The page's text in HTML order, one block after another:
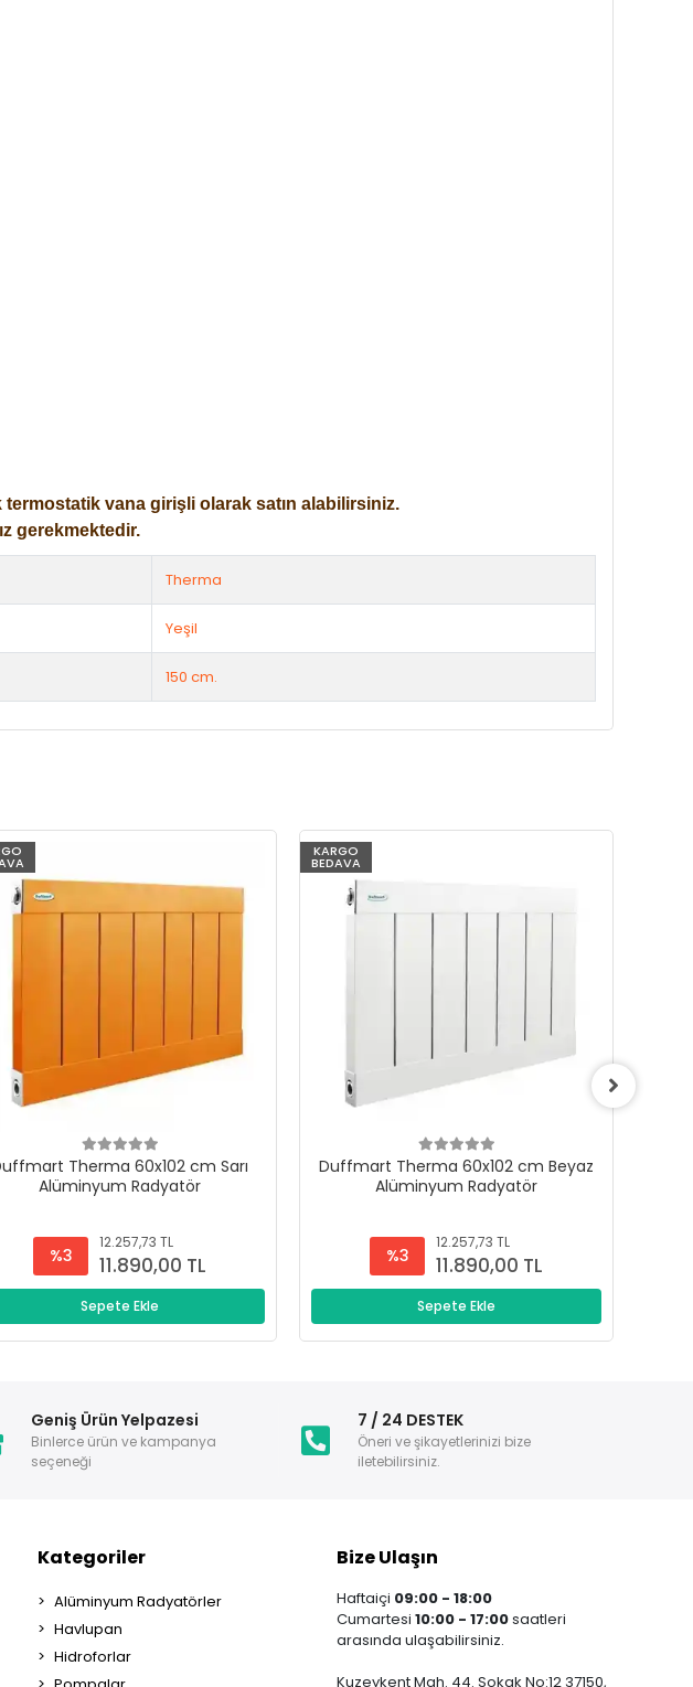
vana girişli olarak satın alabilirsiniz.
gerekmektedir.
Therma
Yeşil
150 cm.
Therma 60x102 cm Sarı
Alüminyum Radyatör
%3
12.257,73 TL
11.890,00 TL
Sepete Ekle
KARGO
BEDAVA
Duffmart Therma 60x102 cm Beyaz
Alüminyum Radyatör
%3
12.257,73 TL
11.890,00 TL
Sepete Ekle
Geniş Ürün Yelpazesi
Binlerce ürün ve kampanya
seçeneği
7 / 24 DESTEK
Öneri ve şikayetlerinizi bize
iletebilirsiniz.
Kategoriler
Alüminyum Radyatörler
Havlupan
Hidroforlar
Bize Ulaşın
Haftaiçi 09:00 - 18:00
Cumartesi 10:00 - 17:00saatleri
arasında ulaşabilirsiniz.
Kuzeykent Mah. 44. Sokak No:12 37150,